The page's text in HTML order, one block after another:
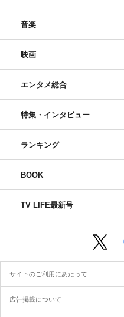
音楽
映画
エンタメ総合
特集・インタビュー
ランキング
BOOK
TV LIFE最新号
サイトのご利用にあたって
広告掲載について